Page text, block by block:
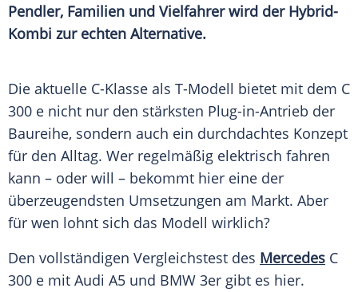
Pendler, Familien und Vielfahrer wird der Hybrid-
Kombi zur echten Alternative.
Die aktuelle C-Klasse als T-Modell bietet mit dem C
300 e nicht nur den stärksten Plug-in-Antrieb der
Baureihe, sondern auch ein durchdachtes Konzept
für den Alltag. Wer regelmäßig elektrisch fahren
kann – oder will – bekommt hier eine der
überzeugendsten Umsetzungen am Markt. Aber
für wen lohnt sich das Modell wirklich?
Den vollständigen Vergleichstest des Mercedes C
300 e mit Audi A5 und BMW 3er gibt es hier.